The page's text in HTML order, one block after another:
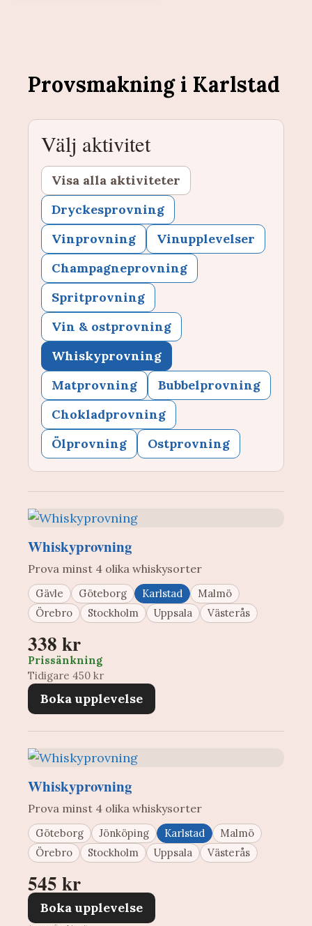
Provsmakning i Karlstad
Välj aktivitet
Visa alla aktiviteter
Dryckesprovning
Vinprovning
Vinupplevelser
Champagneprovning
Spritprovning
Vin & ostprovning
Whiskyprovning
Matprovning
Bubbelprovning
Chokladprovning
Ölprovning
Ostprovning
Whiskyprovning
Prova minst 4 olika whiskysorter
Gävle Göteborg Karlstad
Malmö
Örebro
Stockholm Uppsala Västerås
338 kr
Prissänkning
Tidigare 450 kr
Boka upplevelse
Whiskyprovning
Prova minst 4 olika whiskysorter
Göteborg Jönköping Karlstad
Malmö
Örebro
Stockholm Uppsala Västerås
545 kr
Boka upplevelse